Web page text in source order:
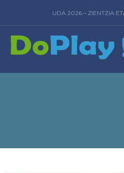
UDA 2026 – ZIENTZIA